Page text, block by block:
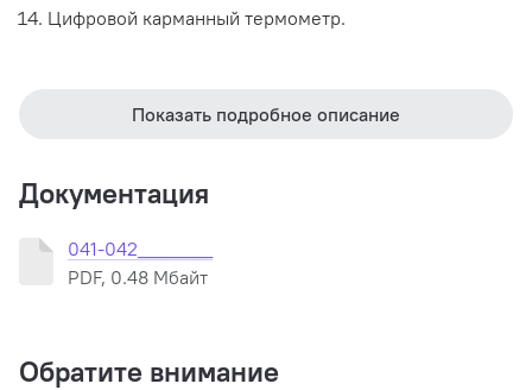
Цифровой карманный термометр.
Показать подробное описание
Документация
041-042_______
PDF, 0.48 Мбайт
Обратите внимание